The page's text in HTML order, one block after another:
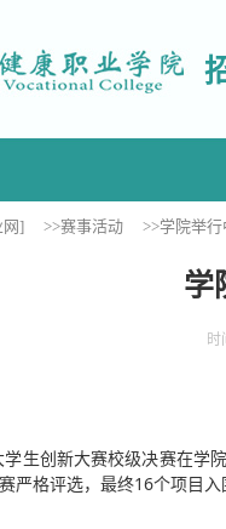
网] >>赛事活动 >>学院举
学
生创新大赛校级决赛在学
严格评选，最终16个项目